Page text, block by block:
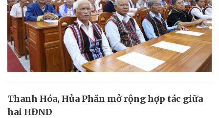
Thanh Hóa, Hủa Phăn mở rộng hợp tác giữa
hai HĐND